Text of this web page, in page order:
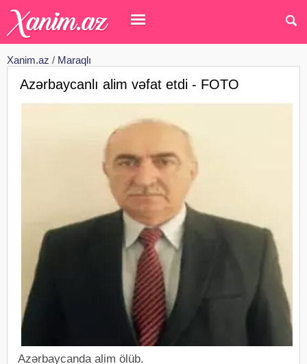
Xanim.az / Maraqlı
Azərbaycanlı alim vəfat etdi - FOTO
Azərbaycanda alim ölüb.